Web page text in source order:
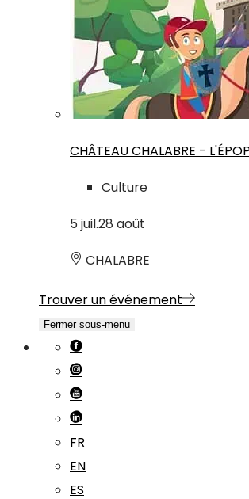
CHÂTEAU CHALABRE -
Culture
5 juil.28 août
CHALABRE
Trouver un événement
Fermer sous-menu
FR
EN
ES